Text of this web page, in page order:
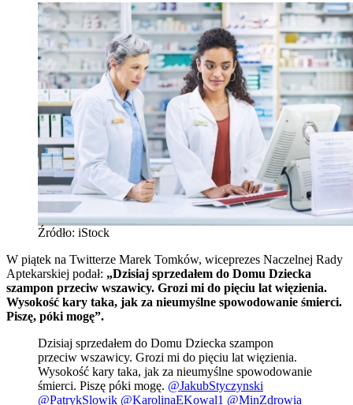
Źródło: iStock
W piątek na Twitterze Marek Tomków, wiceprezes Naczelnej Rady
Aptekarskiej podał: „Dzisiaj sprzedałem do Domu Dziecka
szampon przeciw wszawicy. Grozi mi do pięciu lat więzienia.
Wysokość kary taka, jak za nieumyślne spowodowanie śmierci.
Piszę, póki mogę”.
Dzisiaj sprzedałem do Domu Dziecka szampon
przeciw wszawicy. Grozi mi do pięciu lat więzienia.
Wysokość kary taka, jak za nieumyślne spowodowanie
śmierci. Piszę póki mogę. @JakubStyczynski
@PatrykSlowik @KarolinaEKowal1 @MinZdrowia